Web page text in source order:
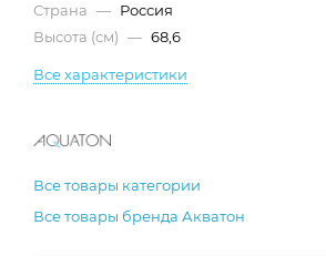
Страна — Россия
Высота (см) — 68,6
Все характеристики
Все товары категории
Все товары бренда Акватон